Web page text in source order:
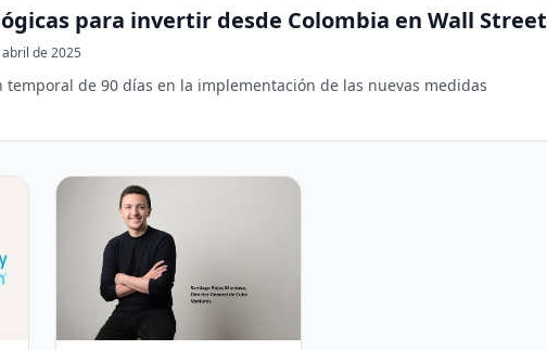
para invertir desde Colombia en Wall Street
de 2025
temporal de 90 días en la implementación de las nuevas medidas